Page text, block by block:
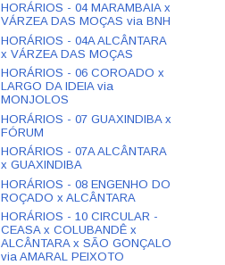
HORÁRIOS - 04 MARAMBAIA x
VÁRZEA DAS MOÇAS via BNH
HORÁRIOS - 04A ALCÂNTARA
x VÁRZEA DAS MOÇAS
HORÁRIOS - 06 COROADO x
LARGO DA IDEIA via
MONJOLOS
HORÁRIOS - 07 GUAXINDIBA x
FÓRUM
HORÁRIOS - 07A ALCÂNTARA
x GUAXINDIBA
HORÁRIOS - 08 ENGENHO DO
ROÇADO x ALCÂNTARA
HORÁRIOS - 10 CIRCULAR -
CEASA x COLUBANDÊ x
ALCÂNTARA x SÃO GONÇALO
via AMARAL PEIXOTO